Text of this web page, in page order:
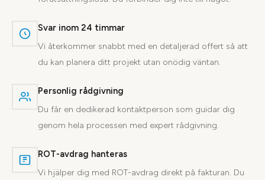
Svar inom 24 timmar
Vi återkommer snabbt med en detaljerad offert så att
du kan planera ditt projekt utan onödig väntan.
Personlig rådgivning
Du får en dedikerad kontaktperson som guidar dig
genom hela processen med expert rådgivning.
ROT-avdrag hanteras
Vi hjälper dig med ROT-avdrag direkt på fakturan. Du